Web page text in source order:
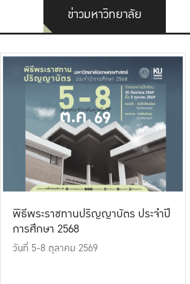
ข่าวมหาวิทยาลัย
พิธีพระราชทานปริญญาบัตร ประจำปี
การศึกษา 2568
วันที่ 5-8 ตุลาคม 2569